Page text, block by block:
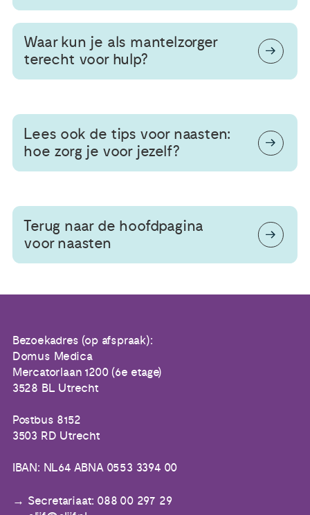
Waar kun je als mantelzorger
terecht voor hulp?
Lees ook de tips voor naasten:
hoe zorg je voor jezelf?
Terug naar de hoofdpagina
voor naasten
Bezoekadres (op afspraak):
Domus Medica
Mercatorlaan 1200 (6e etage)
3528 BL Utrecht
Postbus 8152
3503 RD Utrecht
IBAN: NL64 ABNA 0553 3394 00
Secretariaat: 088 00 297 29